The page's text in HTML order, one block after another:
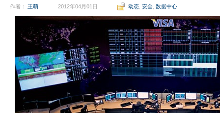
作者： 王萌 2012年04月01日 动态 安全 数据中心